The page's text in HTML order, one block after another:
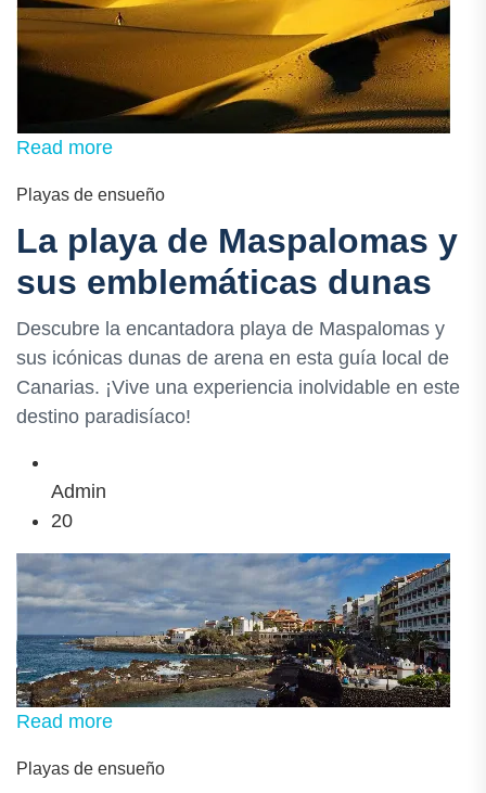
Read more
Playas de ensueño
La playa de Maspalomas y
sus emblemáticas dunas
Descubre la encantadora playa de Maspalomas y
sus icónicas dunas de arena en esta guía local de
Canarias. ¡Vive una experiencia inolvidable en este
destino paradisíaco!
Admin
20
Read more
Playas de ensueño